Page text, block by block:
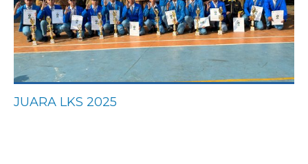
JUARA LKS 2025